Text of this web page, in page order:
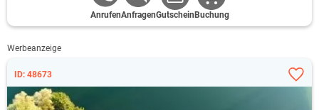
AnrufenAnfragenGutschein Buchung
Werbeanzeige
ID: 48673